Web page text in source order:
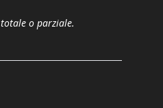
o parziale.